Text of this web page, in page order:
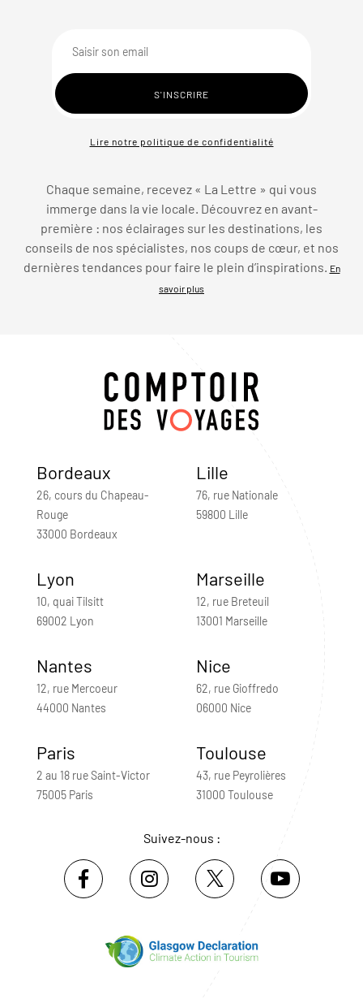
Lire notre politique de confidentialité
Chaque semaine, recevez « La Lettre » qui vous
immerge dans la vie locale. Découvrez en avant-
première : nos éclairages sur les destinations, les
conseils de nos spécialistes, nos coups de cœur, et nos
dernières tendances pour faire le plein d’inspirations. En
savoir plus
Bordeaux
26, cours du Chapeau-
Rouge
33000 Bordeaux
Lille
76, rue Nationale
59800 Lille
Lyon
10, quai Tilsitt
69002 Lyon
Marseille
12, rue Breteuil
13001 Marseille
Nantes
12, rue Mercoeur
44000 Nantes
Nice
62, rue Gioffredo
06000 Nice
Paris
2 au 18 rue Saint-Victor
75005 Paris
Toulouse
43, rue Peyrolières
31000 Toulouse
Suivez-nous :